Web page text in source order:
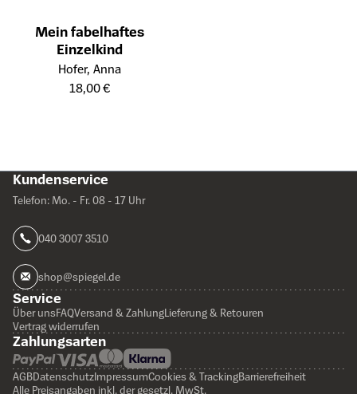
Mein fabelhaftes
Einzelkind
Öffnet die Detailseite des Produkts
Hofer, Anna
18,00 €
Kundenservice
Telefon: Mo. - Fr. 08 - 17 Uhr
040 3007 3510
shop@spiegel.de
Service
Über unsFAQVersand & ZahlungLieferung & Retouren
Vertrag widerrufen
Zahlungsarten
AGBDatenschutzImpressumCookies & TrackingBarrierefreiheit
Alle Preisangaben inkl. der gesetzl. MwSt.